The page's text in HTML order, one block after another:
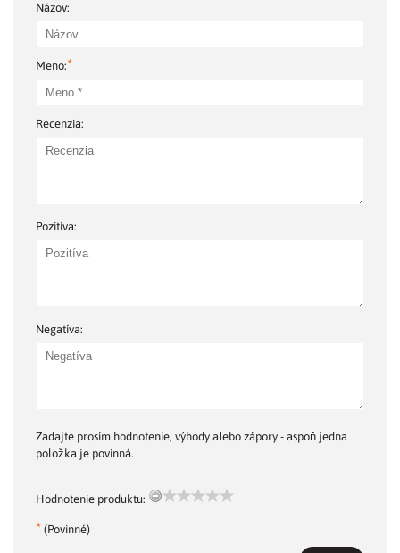
Názov:
Meno:*
Recenzia:
Pozitíva:
Negatíva:
Zadajte prosím hodnotenie, výhody alebo zápory - aspoň jedna
položka je povinná.
Hodnotenie produktu:
* (Povinné)